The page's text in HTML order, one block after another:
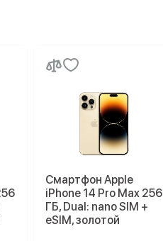
Смартфон Apple
iPhone 14 Pro Max 256
ГБ, Dual: nano SIM +
eSIM, золотой